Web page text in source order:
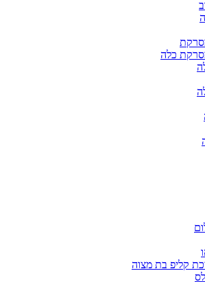
כלה
קליפ בת מצוה